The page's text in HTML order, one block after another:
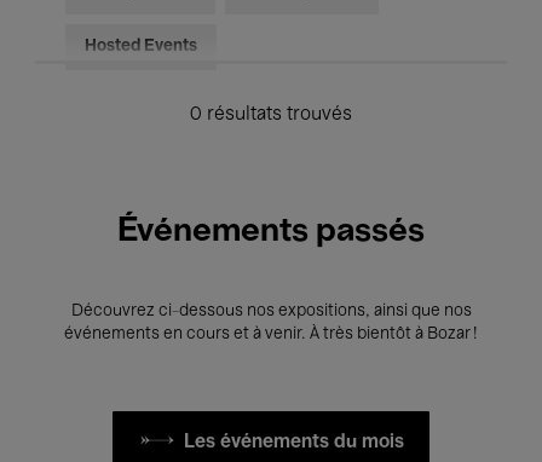
Hosted Events
0 résultats trouvés
Événements passés
Découvrez ci-dessous nos expositions, ainsi que nos
événements en cours et à venir. À très bientôt à Bozar !
Les événements du mois